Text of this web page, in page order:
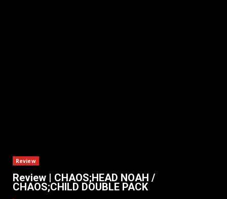
Review
Review | CHAOS;HEAD NOAH /
CHAOS;CHILD DOUBLE PACK